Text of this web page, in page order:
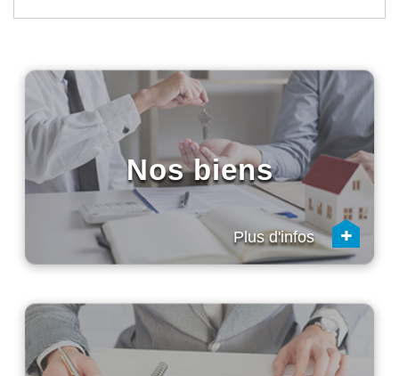
Nos biens
Plus d'infos +